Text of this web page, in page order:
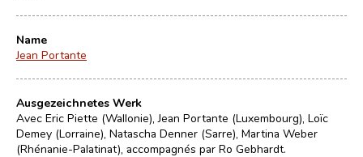
Name
Jean Portante
Ausgezeichnetes Werk
Avec Eric Piette (Wallonie), Jean Portante (Luxembourg), Loïc
Demey (Lorraine), Natascha Denner (Sarre), Martina Weber
(Rhénanie-Palatinat), accompagnés par Ro Gebhardt.